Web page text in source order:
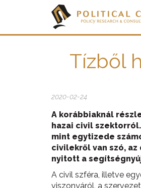
Tízből
2020-02-24
A korábbiaknál
hazai civil
mint egytizede
civilekről van szó,
nyitott a
A civil szféra, illetve
viszonyáról, a